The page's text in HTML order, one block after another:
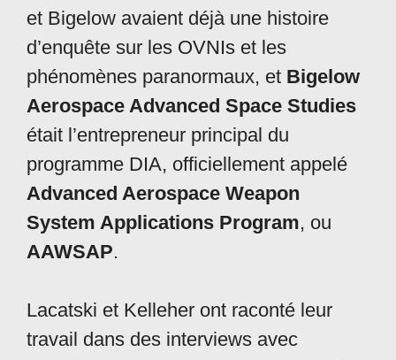
et Bigelow avaient déjà une histoire
d’enquête sur les OVNIs et les
phénomènes paranormaux, et Bigelow
Aerospace Advanced Space Studies
était l’entrepreneur principal du
programme DIA, officiellement appelé
Advanced Aerospace Weapon
System Applications Program, ou
AAWSAP.
Lacatski et Kelleher ont raconté leur
travail dans des interviews avec